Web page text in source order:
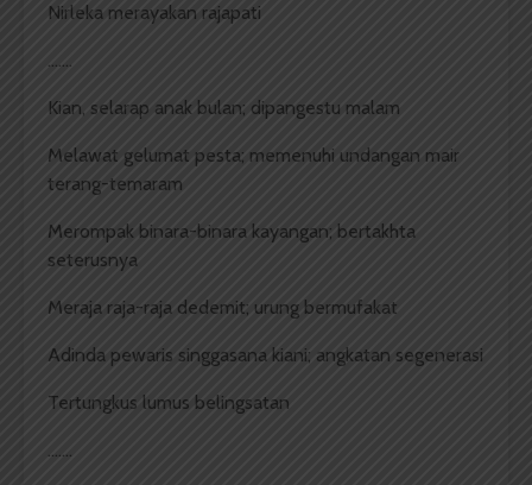
Nirleka merayakan rajapati
…….
Kian, selarap anak bulan; dipangestu malam
Melawat gelumat pesta; memenuhi undangan mair
terang-temaram
Merompak binara-binara kayangan; bertakhta
seterusnya
Meraja raja-raja dedemit; urung bermufakat
Adinda pewaris singgasana kiani; angkatan segenerasi
Tertungkus lumus belingsatan
…….